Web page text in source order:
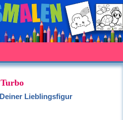
Turbo
Lieblingsfigur